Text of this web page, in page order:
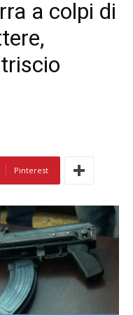
a colpi di
Pinterest